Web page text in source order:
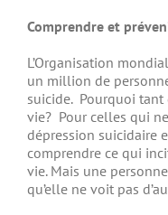
Comprendre et
L’Organisation
un million de
suicide. Pourquoi tant
vie? Pour celles qui
dépression suicidaire
comprendre ce qui
vie. Mais une
qu’elle ne voit pas